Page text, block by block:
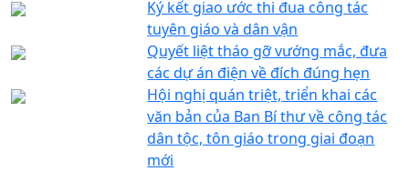
Ký kết giao ước thi đua công tác
tuyên giáo và dân vận
Quyết liệt tháo gỡ vướng mắc, đưa
các dự án điện về đích đúng hẹn
Hội nghị quán triệt, triển khai các
văn bản của Ban Bí thư về công tác
dân tộc, tôn giáo trong giai đoạn
mới